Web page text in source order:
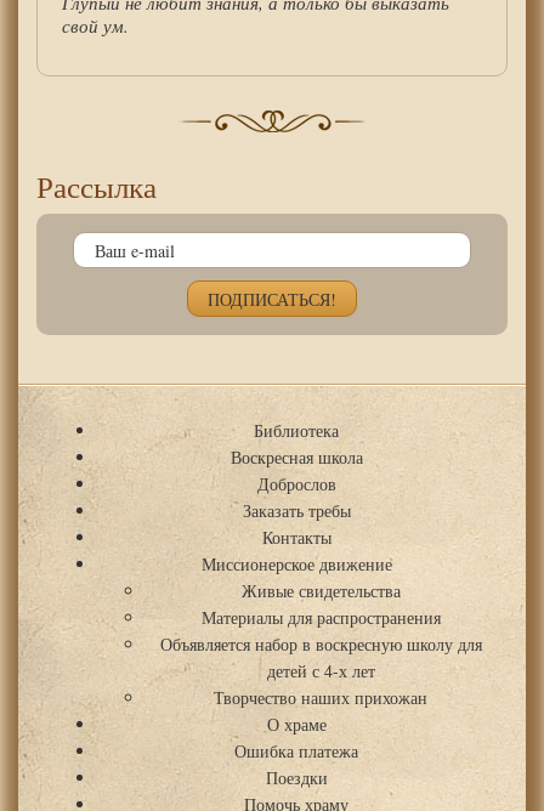
свой ум.
Рассылка
Библиотека
Воскресная школа
Доброслов
Заказать требы
Контакты
Миссионерское движение
Живые свидетельства
Материалы для распространения
Объявляется набор в воскресную школу для
детей с 4-х лет
Творчество наших прихожан
О храме
Ошибка платежа
Поездки
Помочь храму